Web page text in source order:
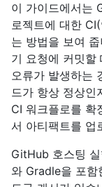
이 가이드에서는
로젝트에 대한
는 방법을 보여
기 요청에 커밋할
오류가 발생하는
드가 항상 정상인
CI 워크플로를 확
서 아티팩트를 업
GitHub 호스팅
와 Gradle을 포함